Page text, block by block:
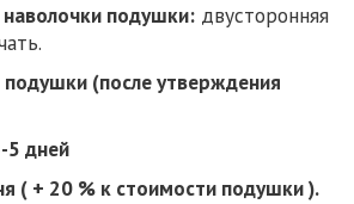
наволочки подушки: двусторонняя
подушки (после утверждения
дней
+ 20 % к стоимости подушки ).